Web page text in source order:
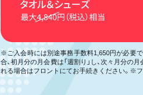
※ご入会時には別途事務手数料1,650円が必要
合、初月分の月会費は「週割り」し、次々月分
れる場合はフロントにてお手続きください。※